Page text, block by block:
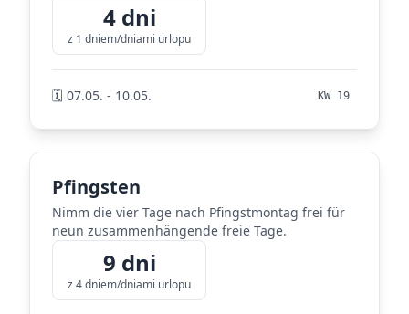
4 dni
z 1 dniem/dniami urlopu
🗓️ 07.05. - 10.05. KW 19
Pfingsten
Nimm die vier Tage nach Pfingstmontag frei für
neun zusammenhängende freie Tage.
9 dni
z 4 dniem/dniami urlopu